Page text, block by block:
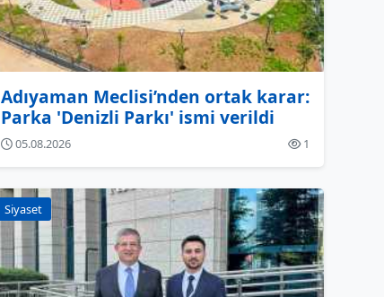
Adıyaman Meclisi’nden ortak karar:
Parka 'Denizli Parkı' ismi verildi
05.08.2026 1
Siyaset